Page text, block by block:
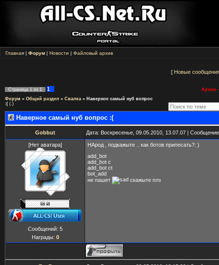
Главная | Форум | Новости | Файловый архив
[ Новые
Страница 1 из 1 1
Архив -
Форум » Общий раздел » Свалка » Наверное самый нуб вопрос
:( (.)
Наверное самый нуб вопрос :(
Gobbut Дата: Воскресенье, 09.05.2010, 13.07.07 |
[Нет аватара]
Сообщений: 5
Награды: 0
НАрод , подкажыте .. как ботов припесать?: )
add_bot
add_bot c
add_bot ct
bot_add
не пашет
скажыте плз